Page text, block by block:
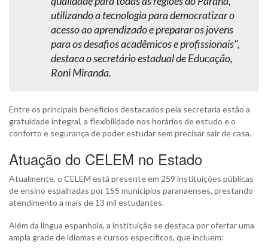
utilizando a tecnologia para democratizar o
acesso ao aprendizado e preparar os jovens
para os desafios acadêmicos e profissionais",
destaca o secretário estadual de Educação,
Roni Miranda.
Entre os principais benefícios destacados pela secretaria estão a
gratuidade integral, a flexibilidade nos horários de estudo e o
conforto e segurança de poder estudar sem precisar sair de casa.
Atuação do CELEM no Estado
Atualmente, o CELEM está presente em 259 instituições públicas
de ensino espalhadas por 155 municípios paranaenses, prestando
atendimento a mais de 13 mil estudantes.
Além da língua espanhola, a instituição se destaca por ofertar uma
ampla grade de idiomas e cursos específicos, que incluem: